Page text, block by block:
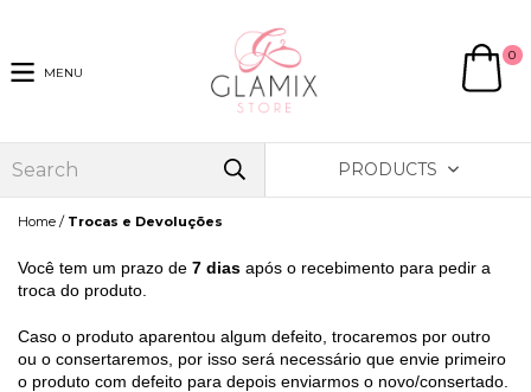
MENU
0
PRODUCTS
Home / Trocas e Devoluções
Você tem um prazo de 7 dias após o recebimento para pedir a
troca do produto.
Caso o produto aparentou algum defeito, trocaremos por outro
ou o consertaremos, por isso será necessário que envie primeiro
o produto com defeito para depois enviarmos o novo/consertado.